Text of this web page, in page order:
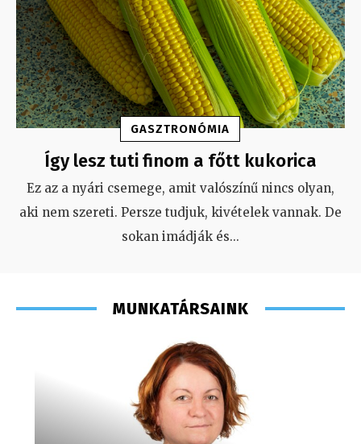
GASZTRONÓMIA
Így lesz tuti finom a főtt kukorica
Ez az a nyári csemege, amit valószínű nincs olyan,
aki nem szereti. Persze tudjuk, kivételek vannak. De
sokan imádják és...
MUNKATÁRSAINK